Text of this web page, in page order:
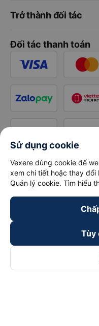
Trở thành đối tác
Đối tác thanh toán
Sử dụng cookie
Vexere dùng cookie để
xem chi tiết hoặc thay
Quản lý cookie. Tìm hiểu
Tùy